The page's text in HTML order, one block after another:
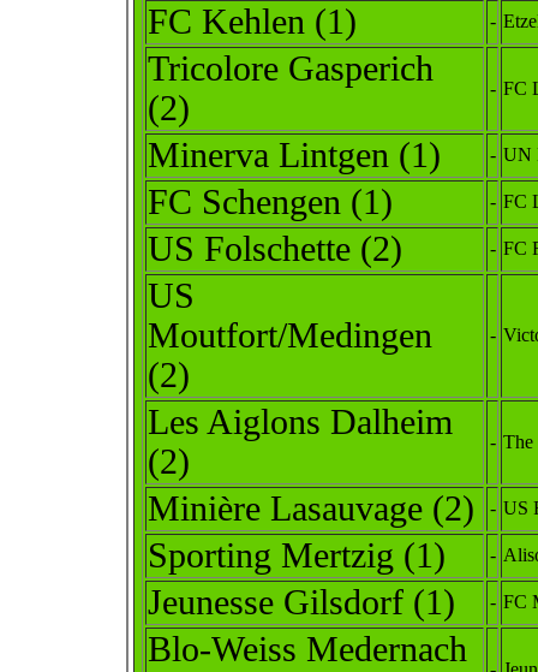
FC Kehlen (1) -
Tricolore Gasperich
(2)
- FC
Minerva Lintgen (1) - UN
FC Schengen (1) - FC
US Folschette (2) - FC
US
Moutfort/Medingen
(2)
-
Les Aiglons Dalheim
(2)
- The
Minière Lasauvage (2) - US
Sporting Mertzig (1) -
Jeunesse Gilsdorf (1) - FC
Blo-Weiss Medernach